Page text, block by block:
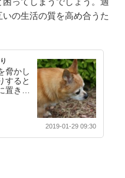
の生活の質を高め合うた
脅かし
すると
置き換
2019-01-29 09:30